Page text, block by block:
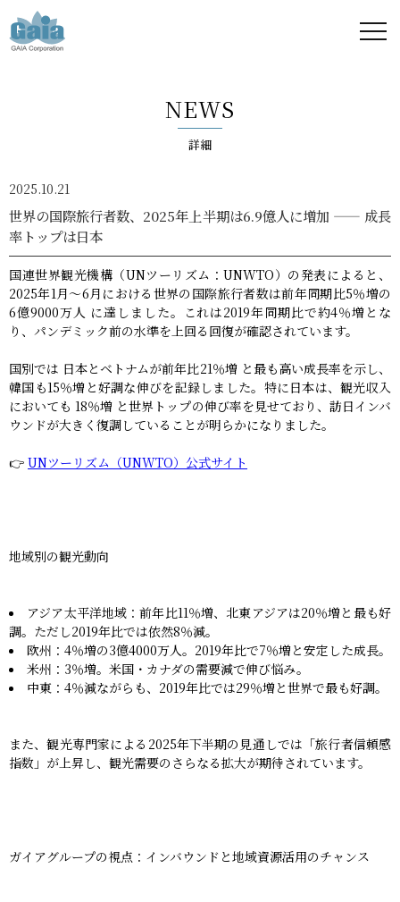
ア -
GAIA
Corporation
-
NEWS
詳細
2025.10.21
世界の国際旅行者数、2025年上半期は6.9億人に増加 —— 成長
率トップは日本
国連世界観光機構（UNツーリズム：UNWTO）の発表によると、
2025年1月〜6月における世界の国際旅行者数は前年同期比5％増の
6億9000万人 に達しました。これは2019年同期比で約4％増とな
り、パンデミック前の水準を上回る回復が確認されています。
国別では 日本とベトナムが前年比21％増 と最も高い成長率を示し、
韓国も15％増と好調な伸びを記録しました。特に日本は、観光収入
においても 18％増 と世界トップの伸び率を見せており、訪日インバ
ウンドが大きく復調していることが明らかになりました。
👉 UNツーリズム（UNWTO）公式サイト
地域別の観光動向
アジア太平洋地域：前年比11％増、北東アジアは20％増と最も好
調。ただし2019年比では依然8％減。
欧州：4％増の3億4000万人。2019年比で7％増と安定した成長。
米州：3％増。米国・カナダの需要減で伸び悩み。
中東：4％減ながらも、2019年比では29％増と世界で最も好調。
また、観光専門家による2025年下半期の見通しでは「旅行者信頼感
指数」が上昇し、観光需要のさらなる拡大が期待されています。
ガイアグループの視点：インバウンドと地域資源活用のチャンス